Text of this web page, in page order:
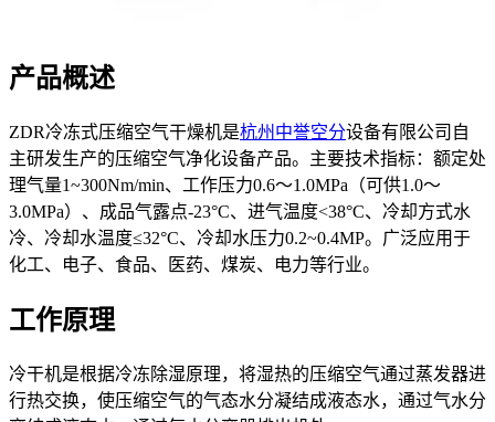
产品概述
ZDR冷冻式压缩空气干燥机是杭州中誉空分设备有限公司自
主研发生产的压缩空气净化设备产品。主要技术指标：额定处
理气量1~300Nm/min、工作压力0.6～1.0MPa（可供1.0～
3.0MPa）、成品气露点-23°C、进气温度<38°C、冷却方式水
冷、冷却水温度≤32°C、冷却水压力0.2~0.4MP。广泛应用于
化工、电子、食品、医药、煤炭、电力等行业。
工作原理
冷干机是根据冷冻除湿原理，将湿热的压缩空气通过蒸发器进
行热交换，使压缩空气的气态水分凝结成液态水，通过气水分